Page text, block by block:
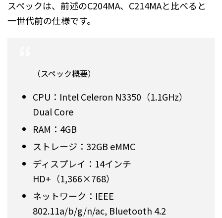
スペックは、前述のC204MA、C214MAと比べると
一世代前の仕様です。
（スペック概要）
CPU：Intel Celeron N3350（1.1GHz）
Dual Core
RAM：4GB
ストレージ：32GB eMMC
ディスプレイ：14インチ
HD+（1,366×768）
ネットワーク：IEEE
802.11a/b/g/n/ac, Bluetooth 4.2